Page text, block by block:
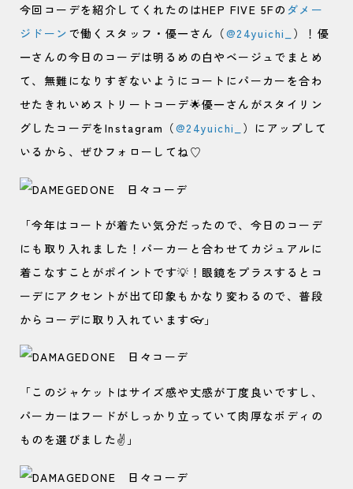
今回コーデを紹介してくれたのはHEP FIVE 5Fの ダメー
ジドーン で働くスタッフ・優一さん（@24yuichi_ ）！優
一さんの今日のコーデは明るめの白やベージュでまとめ
て、無難になりすぎないようにコートにパーカーを合わ
せたきれいめストリートコーデ🌟優一さんがスタイリン
グしたコーデをInstagram（@24yuichi_ ）にアップして
いるから、ぜひフォローしてね♡
「今年はコートが着たい気分だったので、今日のコーデ
にも取り入れました！パーカーと合わせてカジュアルに
着こなすことがポイントです💡！眼鏡をプラスするとコ
ーデにアクセントが出て印象もかなり変わるので、普段
からコーデに取り入れています👓」
「このジャケットはサイズ感や丈感が丁度良いですし、
パーカーはフードがしっかり立っていて肉厚なボディの
ものを選びました✌️」